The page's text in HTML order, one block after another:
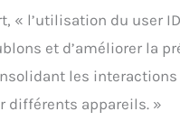
« l’utilisation du user
et d’améliorer la
les interactions
différents appareils. »